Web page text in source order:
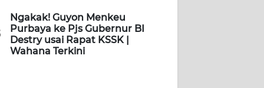
Ngakak! Guyon Menkeu
Purbaya ke Pjs Gubernur BI
Destry usai Rapat KSSK |
Wahana Terkini